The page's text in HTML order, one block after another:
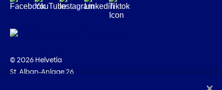
© 2026 Helvetia
St. Alban-Anlage 26